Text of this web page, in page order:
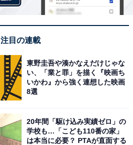
注目の連載
東野圭吾や湊かなえだけじゃな
い、「業と罪」を描く『映画ち
いかわ』から強く連想した映画
8選
20年間「駆け込み実績ゼロ」の
学校も…「こども110番の家」
は本当に必要？ PTAが直面する